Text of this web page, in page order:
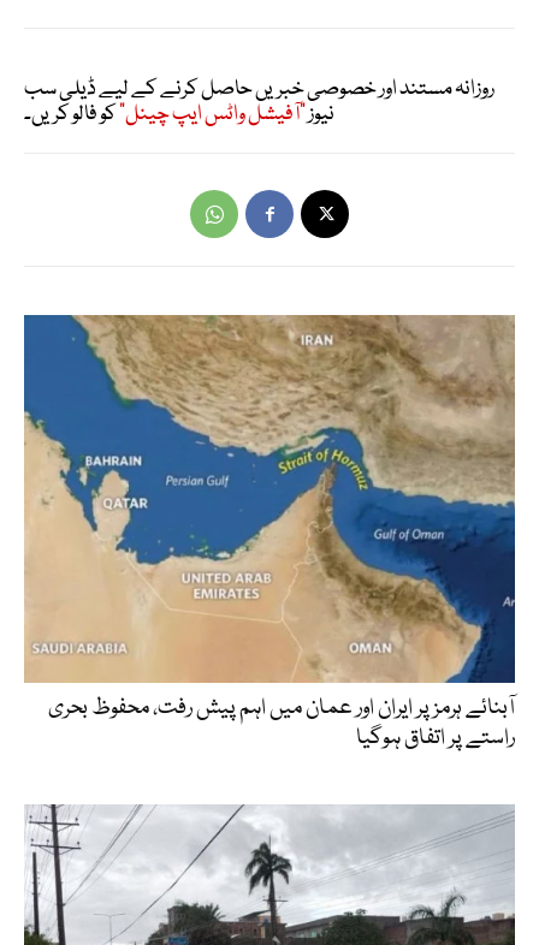
روزانہ مستند اور خصوصی خبریں حاصل کرنے کے لیے ڈیلی سب
نیوز"آفیشل واٹس ایپ چینل"کو فالو کریں۔
آبنائے ہرمز پر ایران اور عمان میں اہم پیش رفت، محفوظ بحری
راستے پر اتفاق ہوگیا